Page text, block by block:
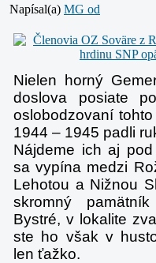
Napísal(a) MG od
Nielen horný
doslova posiate
oslobodzovaní
1944 – 1945 padli
Nájdeme ich aj
sa vypína medzi
Lehotou a Nižnou
skromný
Bystré, v lokalite
ste ho však v
len ťažko.